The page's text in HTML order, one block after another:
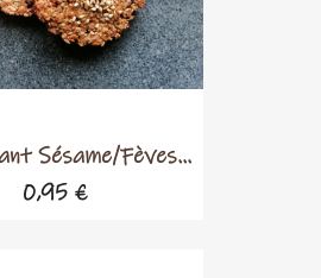
Sésame/fèves...
0,95 €